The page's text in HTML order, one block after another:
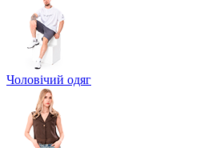
Чоловічий одяг